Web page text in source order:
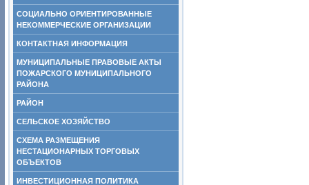
СОЦИАЛЬНО ОРИЕНТИРОВАННЫЕ
НЕКОММЕРЧЕСКИЕ ОРГАНИЗАЦИИ
КОНТАКТНАЯ ИНФОРМАЦИЯ
МУНИЦИПАЛЬНЫЕ ПРАВОВЫЕ АКТЫ
ПОЖАРСКОГО МУНИЦИПАЛЬНОГО
РАЙОНА
РАЙОН
СЕЛЬСКОЕ ХОЗЯЙСТВО
СХЕМА РАЗМЕЩЕНИЯ
НЕСТАЦИОНАРНЫХ ТОРГОВЫХ
ОБЪЕКТОВ
ИНВЕСТИЦИОННАЯ ПОЛИТИКА